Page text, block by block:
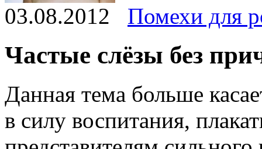
03.08.2012 Помехи для
Частые слёзы без
Данная тема больше
в силу воспитания,